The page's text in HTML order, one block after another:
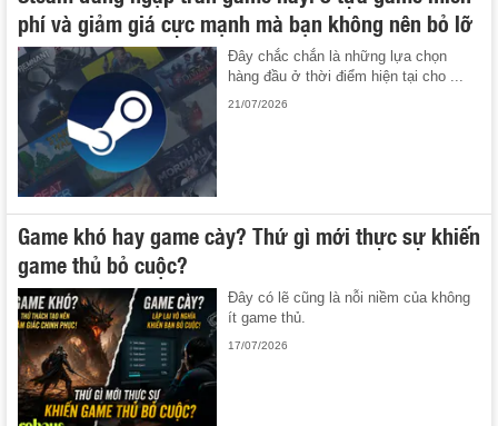
phí và giảm giá cực mạnh mà bạn không nên bỏ lỡ
Đây chắc chắn là những lựa chọn
hàng đầu ở thời điểm hiện tại cho ...
21/07/2026
Game khó hay game cày? Thứ gì mới thực sự khiến
game thủ bỏ cuộc?
Đây có lẽ cũng là nỗi niềm của không
ít game thủ.
17/07/2026